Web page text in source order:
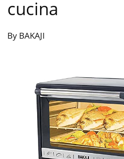
cucina
By BAKAJI